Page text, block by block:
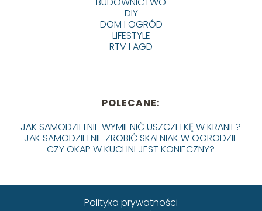
DIY
DOM I OGRÓD
LIFESTYLE
RTV I AGD
POLECANE:
JAK SAMODZIELNIE WYMIENIĆ USZCZELKĘ W KRANIE?
JAK SAMODZIELNIE ZROBIĆ SKALNIAK W OGRODZIE
CZY OKAP W KUCHNI JEST KONIECZNY?
Polityka prywatności